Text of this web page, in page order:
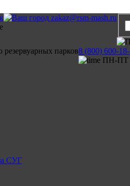
zakaz@rsm-mash.ru
резервуарных парков8 (800) 600-
ПН-ПТ
СУГ